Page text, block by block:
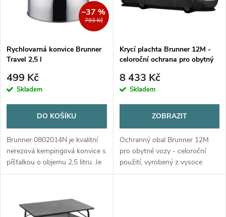
p
r
o
d
u
s
p
r
d
u
793 Kč
–37 %
Rychlovarná konvice Brunner
Travel 2,5 l
499 Kč
Skladem
DO KOŠÍKU
Brunner 0802014N je kvalitní
nerezová kempingová konvice s
píšťalkou o objemu 2,5 litru. Je
ideální pro karavany, obytné
Krycí plachta Brunner 12M -
celoroční ochrana pro obytný
8 433 Kč
Skladem
ZOBRAZIT
Ochranný obal Brunner 12M
pro obytné vozy - celoroční
použití, vyrobený z vysoce
odolného materiálu s UV